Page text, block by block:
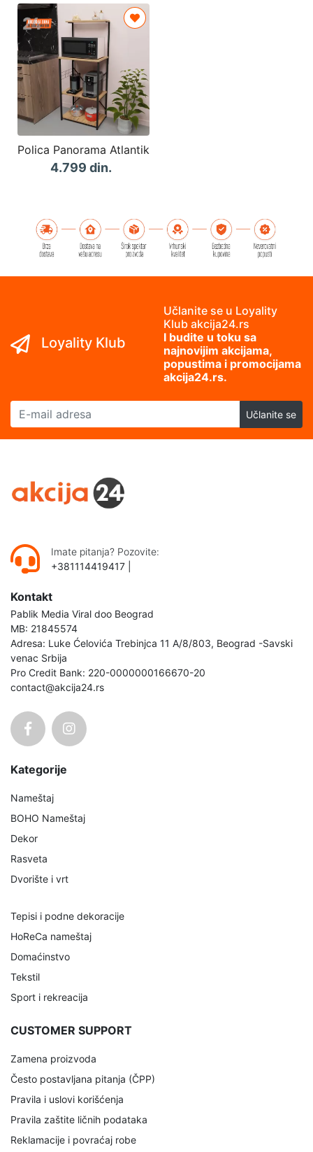
Polica Panorama Atlantik
4.799 din.
Loyality Klub
Učlanite se u Loyality
Klub akcija24.rs
I budite u toku sa
najnovijim akcijama,
popustima i promocijama
akcija24.rs.
E-mail adresa
Učlanite se
Imate pitanja? Pozovite:
+381114419417
Kontakt
Pablik Media Viral doo Beograd
MB: 21845574
Adresa: Luke Ćelovića Trebinjca 11 A/8/803, Beograd -Savski
venac Srbija
Pro Credit Bank: 220-0000000166670-20
contact@akcija24.rs
Kategorije
Nameštaj
BOHO Nameštaj
Dekor
Rasveta
Dvorište i vrt
Tepisi i podne dekoracije
HoReCa nameštaj
Domaćinstvo
Tekstil
Sport i rekreacija
CUSTOMER SUPPORT
Zamena proizvoda
Često postavljana pitanja (ČPP)
Pravila i uslovi korišćenja
Pravila zaštite ličnih podataka
Reklamacije i povraćaj robe